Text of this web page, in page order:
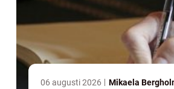
06 augusti 2026 Mikaela